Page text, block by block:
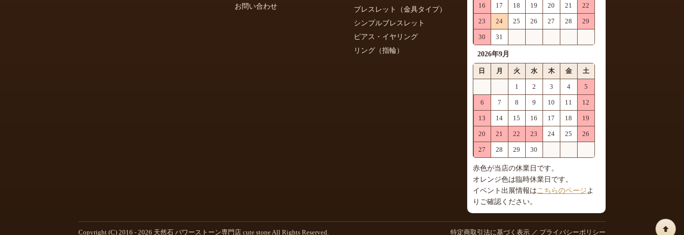
お問い合わせ
ブレスレット（金具タイプ）
シンプルブレスレット
ピアス・イヤリング
リング（指輪）
16 17 18 19 20 21 22
23 24 25 26 27 28 29
30 31
2026年9月
日 月 火 水 木 金 土
1 2 3 4 5
6 7 8 9 10 11 12
13 14 15 16 17 18 19
20 21 22 23 24 25 26
27 28 29 30
赤色が当店の休業日です。
オレンジ色は臨時休業日です。
イベント出展情報はこちらのページよ
りご確認ください。
Copyright (C) 2016 - 2026 天然石 パワーストーン専門店 cute stone All Rights Reserved. 特定商取引法に基づく表示 ／ プライバシーポリシー